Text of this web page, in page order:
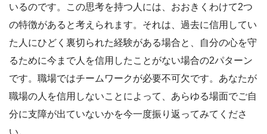
いるのです。この思考を持つ人には、おおきくわけて2つ
の特徴があると考えられます。それは、過去に信用してい
た人にひどく裏切られた経験がある場合と、自分の心を守
るために今まで人を信用したことがない場合の2パターン
です。職場ではチームワークが必要不可欠です。あなたが
職場の人を信用しないことによって、あらゆる場面でご自
分に支障が出ていないかを今一度振り返ってみてくださ